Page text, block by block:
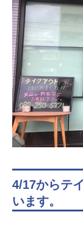
4/17からテ
います。